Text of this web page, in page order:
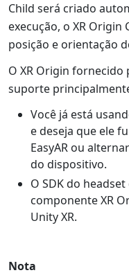
Child será criado
execução, o XR
posição e orientação
O XR Origin
suporte
Você já está
e deseja que ele
EasyAR ou
do dispositivo.
O SDK do
componente XR
Unity XR.
Nota